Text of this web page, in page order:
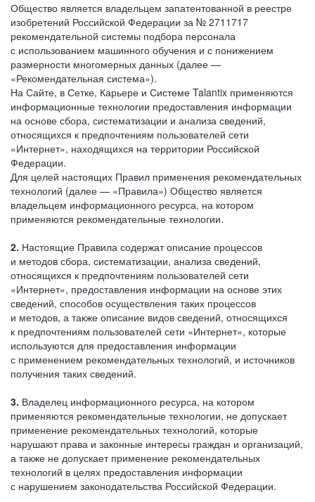
Общество является владельцем запатентованной в реестре
изобретений Российской Федерации за № 2711717
рекомендательной системы подбора персонала
с использованием машинного обучения и с понижением
размерности многомерных данных (далее —
«Рекомендательная система»).
На Сайте, в Сетке, Карьере и Системе Talantix применяются
информационные технологии предоставления информации
на основе сбора, систематизации и анализа сведений,
относящихся к предпочтениям пользователей сети
«Интернет», находящихся на территории Российской
Федерации.
Для целей настоящих Правил применения рекомендательных
технологий (далее — «Правила») Общество является
владельцем информационного ресурса, на котором
применяются рекомендательные технологии.
2. Настоящие Правила содержат описание процессов
и методов сбора, систематизации, анализа сведений,
относящихся к предпочтениям пользователей сети
«Интернет», предоставления информации на основе этих
сведений, способов осуществления таких процессов
и методов, а также описание видов сведений, относящихся
к предпочтениям пользователей сети «Интернет», которые
используются для предоставления информации
с применением рекомендательных технологий, и источников
получения таких сведений.
3. Владелец информационного ресурса, на котором
применяются рекомендательные технологии, не допускает
применение рекомендательных технологий, которые
нарушают права и законные интересы граждан и организаций,
а также не допускает применение рекомендательных
технологий в целях предоставления информации
с нарушением законодательства Российской Федерации.